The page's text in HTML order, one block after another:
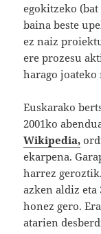
egokitzeko
baina beste
ez naiz
ere prozesu
harago joateko
Euskarako
2001ko
Wikipedia,
ekarpena.
harrez
azken aldiz eta
honez gero.
atarien